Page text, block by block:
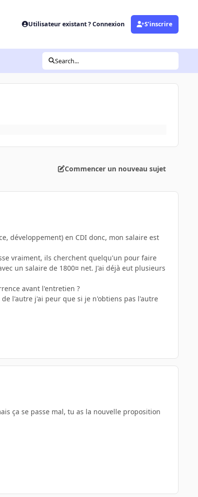
Utilisateur existant ? Connexion S’inscrire
Search...
Commencer un nouveau sujet
développement) en CDI donc, mon salaire est
vraiment, ils cherchent quelqu'un pour faire
un salaire de 1800¤ net. J'ai déjà eut plusieurs
avant l'entretien ?
l'autre j'ai peur que si je n'obtiens pas l'autre
ça se passe mal, tu as la nouvelle proposition